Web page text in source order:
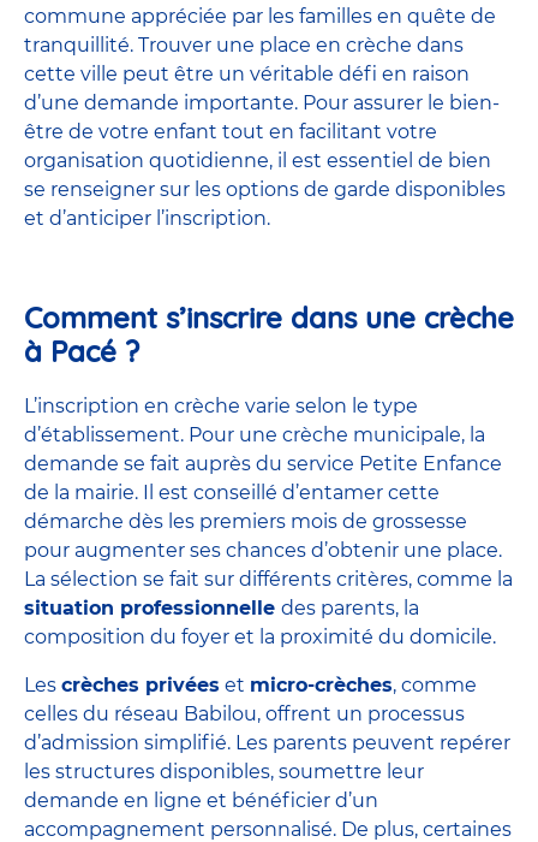
commune appréciée par les familles en quête de
tranquillité. Trouver une place en crèche dans
cette ville peut être un véritable défi en raison
d’une demande importante. Pour assurer le bien-
être de votre enfant tout en facilitant votre
organisation quotidienne, il est essentiel de bien
se renseigner sur les options de garde disponibles
et d’anticiper l’inscription.
Comment s’inscrire dans une crèche
à Pacé ?
L’inscription en crèche varie selon le type
d’établissement. Pour une crèche municipale, la
demande se fait auprès du service Petite Enfance
de la mairie. Il est conseillé d’entamer cette
démarche dès les premiers mois de grossesse
pour augmenter ses chances d’obtenir une place.
La sélection se fait sur différents critères, comme la
situation professionnelle des parents, la
composition du foyer et la proximité du domicile.
Les crèches privées et micro-crèches, comme
celles du réseau Babilou, offrent un processus
d’admission simplifié. Les parents peuvent repérer
les structures disponibles, soumettre leur
demande en ligne et bénéficier d’un
accompagnement personnalisé. De plus, certaines